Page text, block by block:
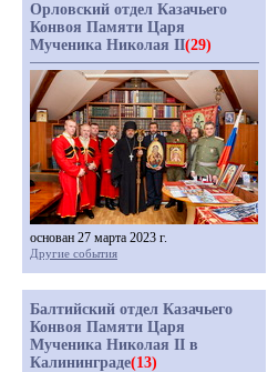
Орловский отдел Казачьего
Конвоя Памяти Царя
Мученика Николая II(29)
основан 27 марта 2023 г.
Другие события
Балтийский отдел Казачьего
Конвоя Памяти Царя
Мученика Николая II в
Калининграде(13)